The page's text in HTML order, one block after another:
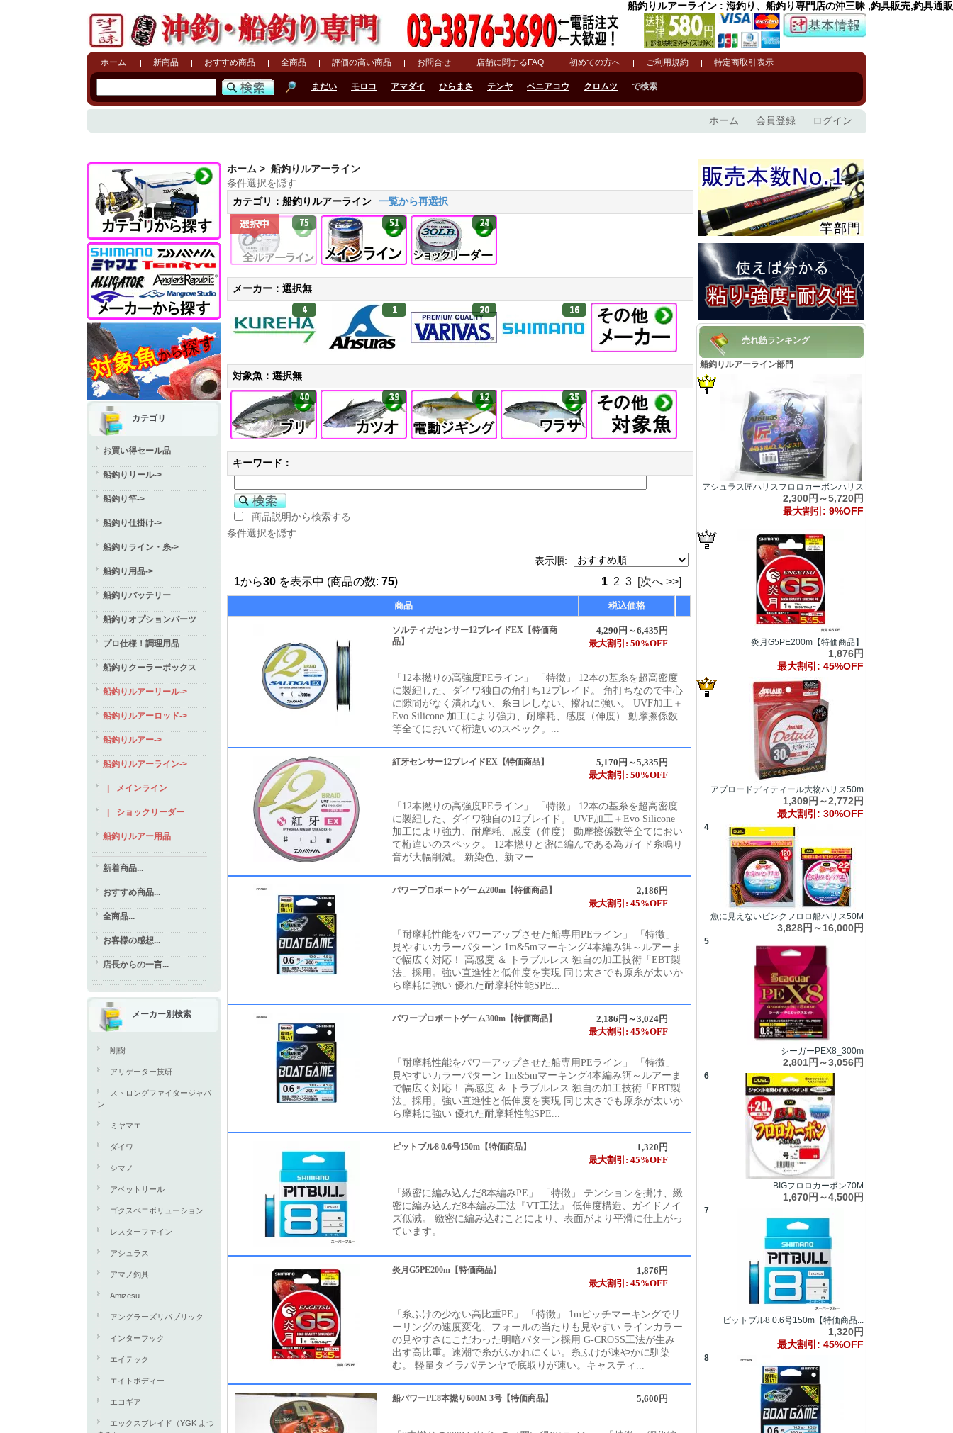
船釣りルアーライン : 海釣り、船釣り専門店の沖三昧 ,釣具販売,釣具通販
ホーム 新商品 おすすめ商品 全商品 評価の高い商品 お問合せ 店舗に関するFAQ 初めての方へ ご利用規約 特定商取引表示
まだい モロコ アマダイ ひらまさ テンヤ ベニアコウ クロムツ で検索
ホーム 会員登録 ログイン
カテゴリ
お買い得セール品
船釣りリール->
船釣り竿->
船釣り仕掛け->
船釣りライン・糸->
船釣り用品->
船釣りバッテリー
船釣りオプションパーツ
プロ仕様！調理用品
船釣りクーラーボックス
船釣りルアーリール->
船釣りルアーロッド->
船釣りルアー->
船釣りルアーライン->
|_ メインライン
|_ ショックリーダー
船釣りルアー用品
新着商品...
おすすめ商品...
全商品...
お客様の感想...
店長からの一言...
メーカー別検索
剛樹
アリゲーター技研
ストロングファイタージャパ
ン
ミヤマエ
ダイワ
シマノ
アベットリール
ゴクスペエボリューション
レスターファイン
アシュラス
アマノ釣具
Amizesu
アングラーズリパブリック
インターフック
エイテック
エイトボディー
エコギア
エックスブレイド（YGK よつ
ホーム > 船釣りルアーライン
条件選択を隠す
カテゴリ：船釣りルアーライン
一覧から再選択
選択中 75 51 24
メーカー：選択無
4 1 20 16
対象魚：選択無
40 39 12 35
キーワード：
商品説明から検索する
条件選択を隠す
表示順:
1から30 を表示中 (商品の数: 75) 1 2 3 [次へ >>]
商品 税込価格
ソルティガセンサー12ブレイドEX【特価商
品】
4,290円～6,435円
最大割引: 50%OFF
「12本撚りの高強度PEライン」 「特徴」 12本の基糸を超高密度
に製紐した、ダイワ独自の角打ち12ブレイド。 角打ちなので中心
に隙間がなく潰れない、糸ヨレしない、擦れに強い。 UVF加工＋
Evo Silicone 加工により強力、耐摩耗、感度（伸度） 動摩擦係数
等全てにおいて桁違いのスペック。...
紅牙センサー12ブレイドEX【特価商品】
5,170円～5,335円
最大割引: 50%OFF
「12本撚りの高強度PEライン」 「特徴」 12本の基糸を超高密度
に製紐した、ダイワ独自の12ブレイド。 UVF加工＋Evo Silicone
加工により強力、耐摩耗、感度（伸度） 動摩擦係数等全てにおい
て桁違いのスペック。 12本撚りと密に編んである為ガイド糸鳴り
音が大幅削減。 新染色、新マー...
パワープロボートゲーム200m【特価商品】
2,186円
最大割引: 45%OFF
「耐摩耗性能をパワーアップさせた船専用PEライン」 「特徴」
見やすいカラーパターン 1m&5mマーキング4本編み餌～ルアーま
で幅広く対応！ 高感度 ＆ トラブルレス 独自の加工技術「EBT製
法」採用。強い直進性と低伸度を実現 同じ太さでも原糸が太いか
ら摩耗に強い 優れた耐摩耗性能SPE...
パワープロボートゲーム300m【特価商品】
2,186円～3,024円
最大割引: 45%OFF
「耐摩耗性能をパワーアップさせた船専用PEライン」 「特徴」
見やすいカラーパターン 1m&5mマーキング4本編み餌～ルアーま
で幅広く対応！ 高感度 ＆ トラブルレス 独自の加工技術「EBT製
法」採用。強い直進性と低伸度を実現 同じ太さでも原糸が太いか
ら摩耗に強い 優れた耐摩耗性能SPE...
ピットブル8 0.6号150m【特価商品】
1,320円
最大割引: 45%OFF
「緻密に編み込んだ8本編みPE」 「特徴」 テンションを掛け、緻
密に編み込んだ8本編み工法『VT工法』 低伸度構造、ガイドノイ
ズ低減。 緻密に編み込むことにより、表面がより平滑に仕上がっ
ています。
炎月G5PE200m【特価商品】
1,876円
最大割引: 45%OFF
「糸ふけの少ない高比重PE」 「特徴」 1mピッチマーキングでリ
ーリングの速度変化、フォールの当たりも見やすい ラインカラー
の見やすさにこだわった明暗パターン採用 G-CROSS工法が生み
出す高比重。速潮で糸がふかれにくい。糸ふけが速やかに馴染
む。 軽量タイラバ/テンヤで底取りが速い。キャスティ...
船パワーPE8本撚り600M 3号【特価商品】 5,600円
売れ筋ランキング
船釣りルアーライン部門
アシュラス匠ハリスフロロカーボンハリス
2,300円～5,720円
最大割引: 9%OFF
炎月G5PE200m【特価商品】
1,876円
最大割引: 45%OFF
アプロードディティール大物ハリス50m
1,309円～2,772円
最大割引: 30%OFF
4
魚に見えないピンクフロロ船ハリス50M
3,828円～16,000円
5
シーガーPEX8_300m
2,801円～3,056円
6
BIGフロロカーボン70M
1,670円～4,500円
7
ピットブル8 0.6号150m【特価商品...
1,320円
最大割引: 45%OFF
8